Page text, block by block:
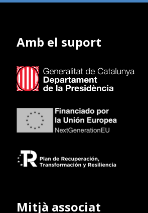
Amb el suport
Mitjà associat